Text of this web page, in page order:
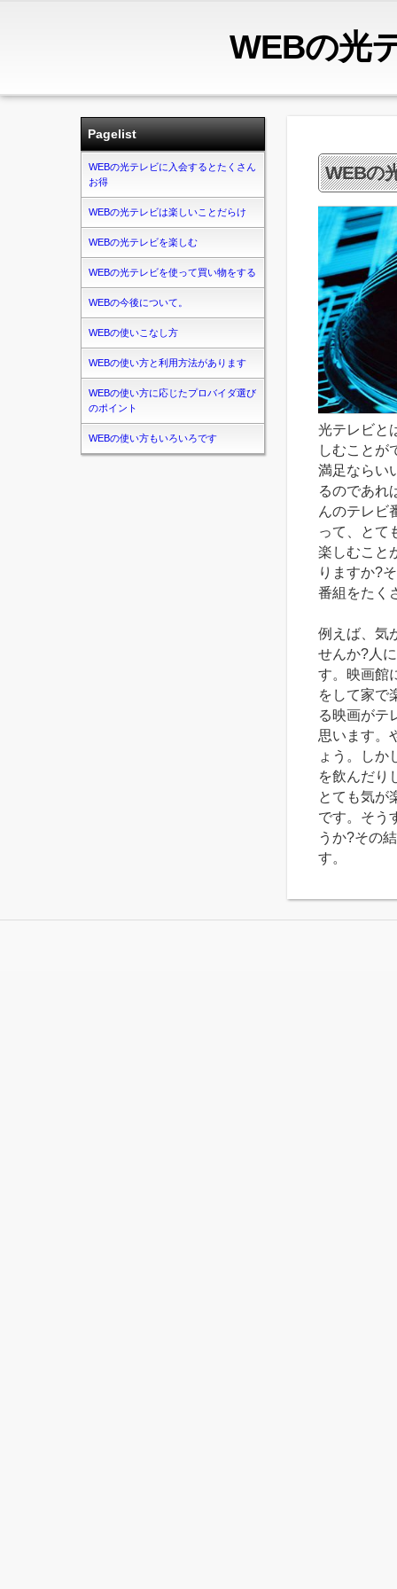
WEBの光
Pagelist
WEBの光テレビに入会するとたくさん
お得
WEBの光テレビは楽しいことだらけ
WEBの光テレビを楽しむ
WEBの光テレビを使って買い物をする
WEBの今後について。
WEBの使いこなし方
WEBの使い方と利用方法があります
WEBの使い方に応じたプロバイダ選び
のポイント
WEBの使い方もいろいろです
WEBの
光テレビと
しむことが
満足ならい
るのであれ
んのテレビ
って、とて
楽しむこと
りますか?
番組をたく
例えば、気
せんか?人
す。映画館
をして家で
る映画がテ
思います。
ょう。し
を飲んだり
とても気が
です。そう
うか?その
す。